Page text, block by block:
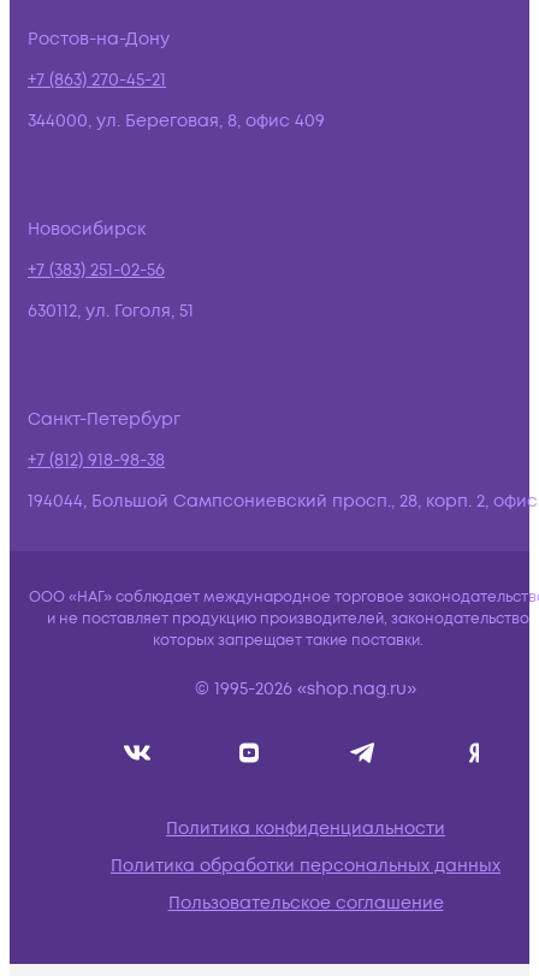
Ростов-на-Дону
+7 (863) 270-45-21
344000, ул. Береговая, 8, офис 409
Новосибирск
+7 (383) 251-02-56
630112, ул. Гоголя, 51
Санкт-Петербург
+7 (812) 918-98-38
194044, Большой Сампсониевский просп., 28, корп. 2,
ООО «НАГ» соблюдает международное торговое
и не поставляет продукцию производителей, законодательство
которых запрещает такие поставки.
© 1995-2026 «shop.nag.ru»
Политика конфиденциальности
Политика обработки персональных данных
Пользовательское соглашение